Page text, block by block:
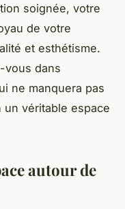
soignée, votre
de votre
et esthétisme.
vous dans
ne manquera pas
véritable espace
autour de